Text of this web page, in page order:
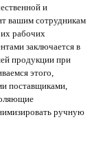
и
вашим сотрудникам
рабочих
заключается в
продукции при
этого,
поставщиками,
ручную